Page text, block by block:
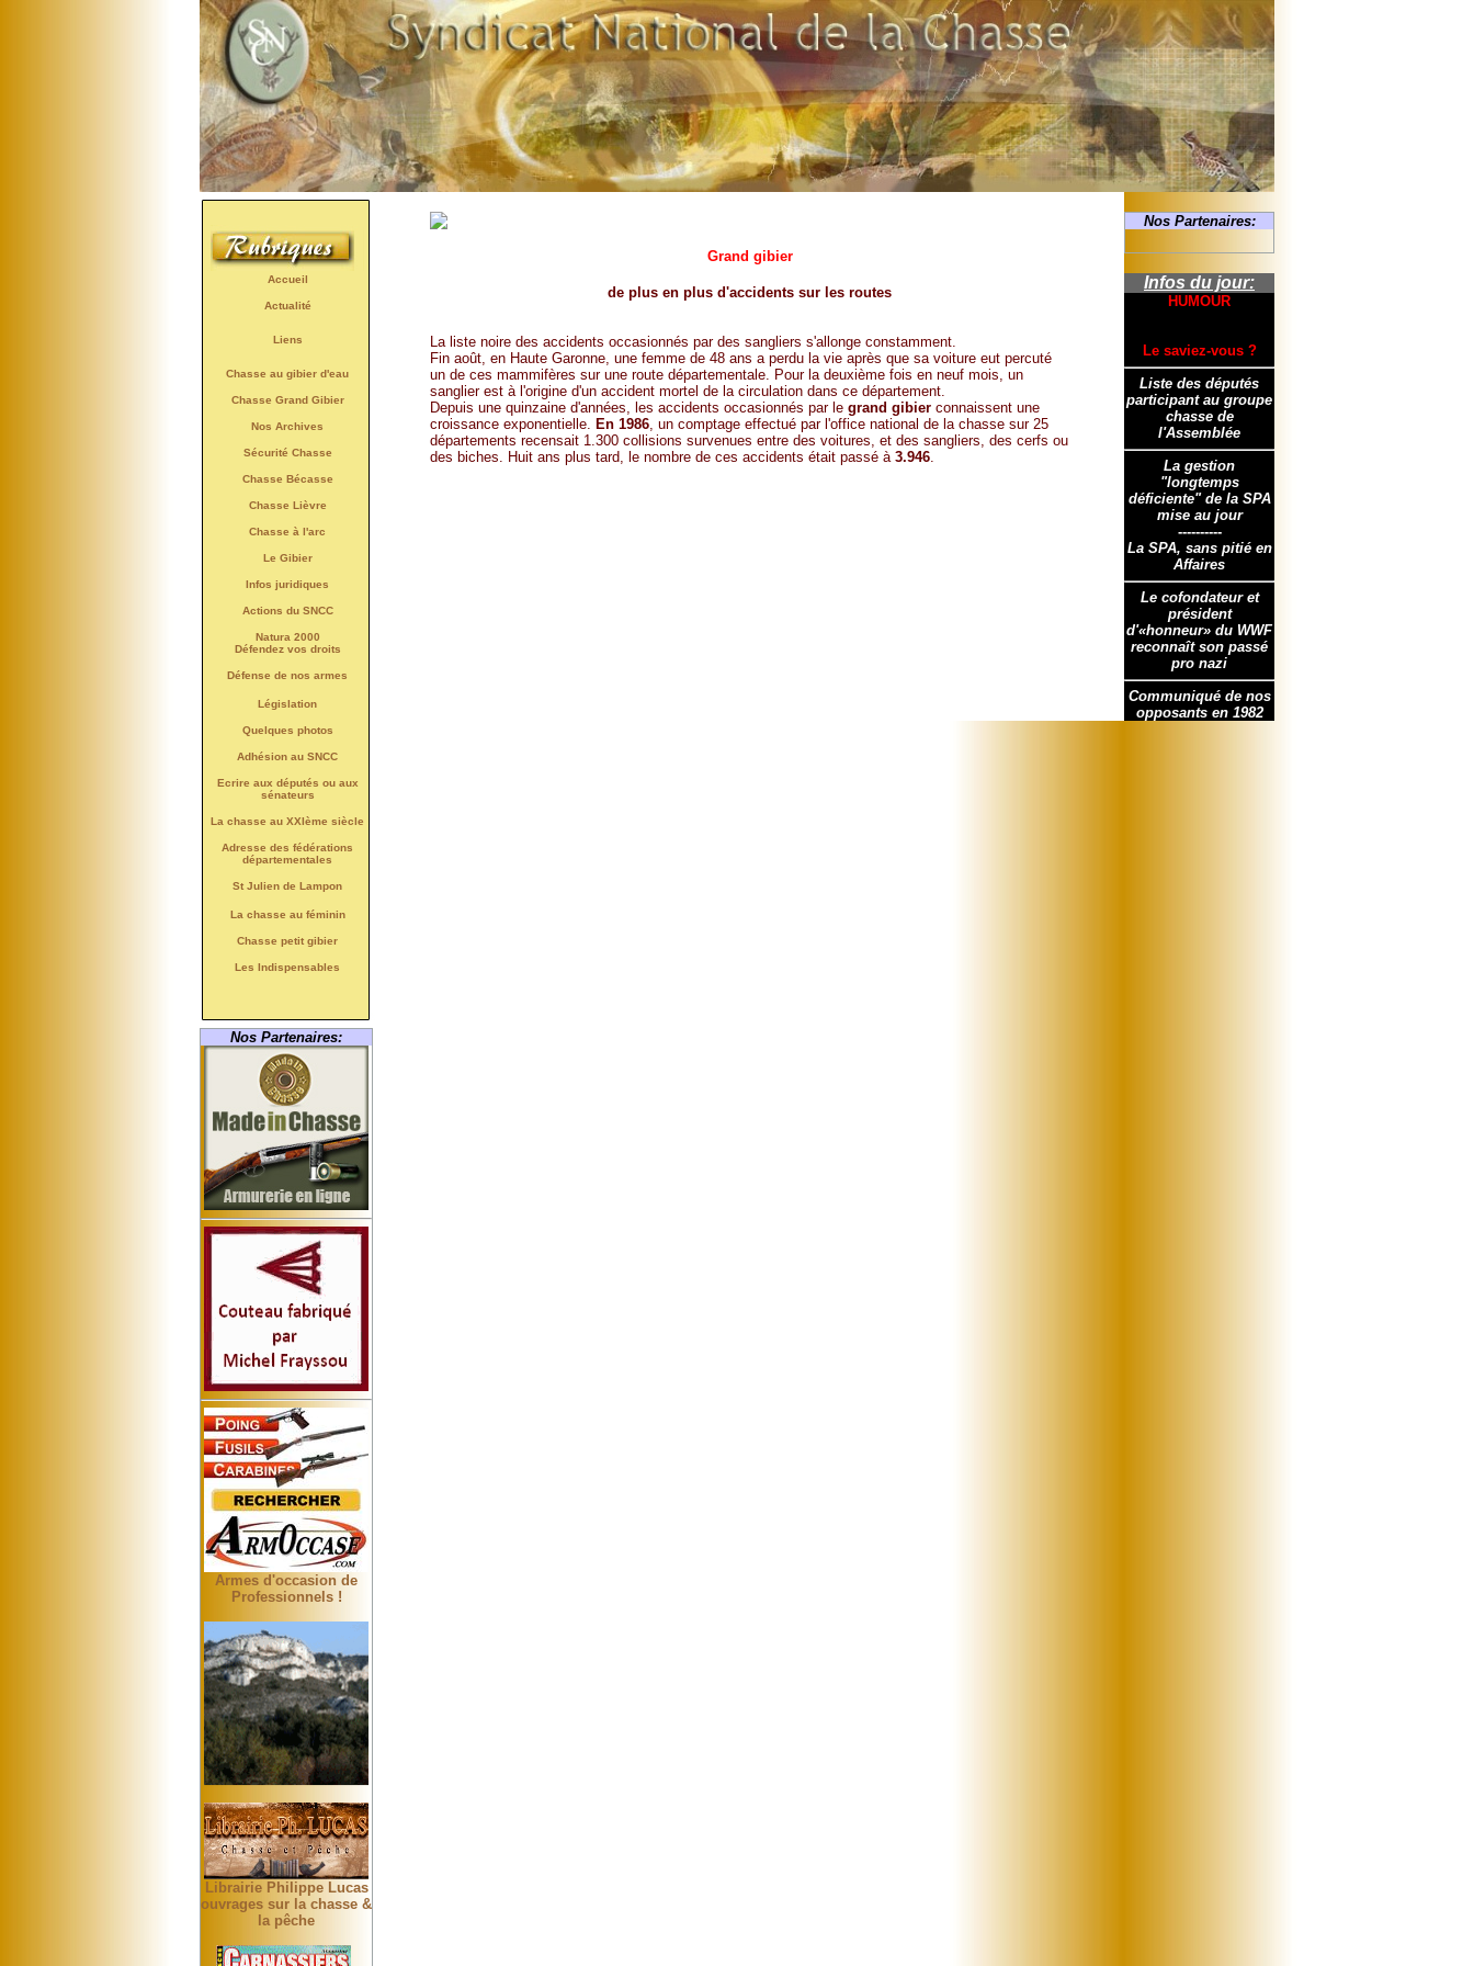
Accueil
Actualité
Liens
Chasse au gibier d'eau
Chasse Grand Gibier
Nos Archives
Sécurité Chasse
Chasse Bécasse
Chasse Lièvre
Chasse à l'arc
Le Gibier
Infos juridiques
Actions du SNCC
Natura 2000
Défendez vos droits
Défense de nos armes
Législation
Quelques photos
Adhésion au SNCC
Ecrire aux députés ou aux
sénateurs
La chasse au XXIème siècle
Adresse des fédérations
départementales
St Julien de Lampon
La chasse au féminin
Chasse petit gibier
Les Indispensables
Nos Partenaires:
Armes d'occasion de
Professionnels !
Librairie Philippe Lucas
ouvrages sur la chasse &
la pêche
Grand gibier
de plus en plus d'accidents sur les routes
La liste noire des accidents occasionnés par des sangliers s'allonge constamment.
Fin août, en Haute Garonne, une femme de 48 ans a perdu la vie après que sa voiture eut percuté
un de ces mammifères sur une route départementale. Pour la deuxième fois en neuf mois, un
sanglier est à l'origine d'un accident mortel de la circulation dans ce département.
Depuis une quinzaine d'années, les accidents occasionnés par le grand gibier connaissent une
croissance exponentielle. En 1986 , un comptage effectué par l'office national de la chasse sur 25
départements recensait 1.300 collisions survenues entre des voitures, et des sangliers, des cerfs ou
des biches. Huit ans plus tard, le nombre de ces accidents était passé à 3.946
Nos Partenaires:
Infos du jour:
HUMOUR
Le saviez-vous ?
Liste des députés
participant au groupe
chasse de
l'Assemblée
La gestion
"longtemps
déficiente" de la SPA
mise au jour
----------
La SPA, sans pitié en
Affaires
Le cofondateur et
président
d'«honneur» du WWF
reconnaît son passé
pro nazi
Communiqué de nos
opposants en 1982